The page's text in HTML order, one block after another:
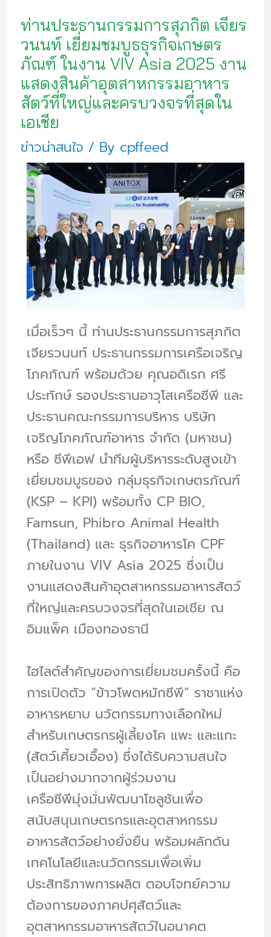
ท่านประธานกรรมการสุภกิต เจียร
วนนท์ เยี่ยมชมบูธธุรกิจเกษตร
ภัณฑ์ ในงาน VIV Asia 2025 งาน
แสดงสินค้าอุตสาหกรรมอาหาร
สัตว์ที่ใหญ่และครบวงจรที่สุดใน
เอเชีย
ข่าวน่าสนใจ / By cpffeed
เมื่อเร็วๆ นี้ ท่านประธานกรรมการสุภกิต
เจียรวนนท์ ประธานกรรมการเครือเจริญ
โภคภัณฑ์ พร้อมด้วย คุณอดิเรก ศรี
ประทักษ์ รองประธานอาวุโสเครือซีพี และ
ประธานคณะกรรมการบริหาร บริษัท
เจริญโภคภัณฑ์อาหาร จำกัด (มหาชน)
หรือ ซีพีเอฟ นำทีมผู้บริหารระดับสูงเข้า
เยี่ยมชมบูธของ กลุ่มธุรกิจเกษตรภัณฑ์
(KSP – KPI) พร้อมทั้ง CP BIO,
Famsun, Phibro Animal Health
(Thailand) และ ธุรกิจอาหารโค CPF
ภายในงาน VIV Asia 2025 ซึ่งเป็น
งานแสดงสินค้าอุตสาหกรรมอาหารสัตว์
ที่ใหญ่และครบวงจรที่สุดในเอเชีย ณ
อิมแพ็ค เมืองทองธานี
ไฮไลต์สำคัญของการเยี่ยมชมครั้งนี้ คือ
การเปิดตัว “ข้าวโพดหมักซีพี” ราชาแห่ง
อาหารหยาบ นวัตกรรมทางเลือกใหม่
สำหรับเกษตรกรผู้เลี้ยงโค แพะ และแกะ
(สัตว์เคี้ยวเอื้อง) ซึ่งได้รับความสนใจ
เป็นอย่างมากจากผู้ร่วมงาน
เครือซีพีมุ่งมั่นพัฒนาโซลูชันเพื่อ
สนับสนุนเกษตรกรและอุตสาหกรรม
อาหารสัตว์อย่างยั่งยืน พร้อมผลักดัน
เทคโนโลยีและนวัตกรรมเพื่อเพิ่ม
ประสิทธิภาพการผลิต ตอบโจทย์ความ
ต้องการของภาคปศุสัตว์และ
อุตสาหกรรมอาหารสัตว์ในอนาคต